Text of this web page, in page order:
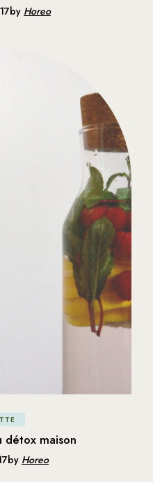
by Horeo
détox maison
by Horeo